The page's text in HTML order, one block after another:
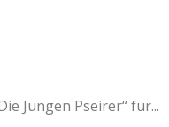
Jungen Pseirer“ für...